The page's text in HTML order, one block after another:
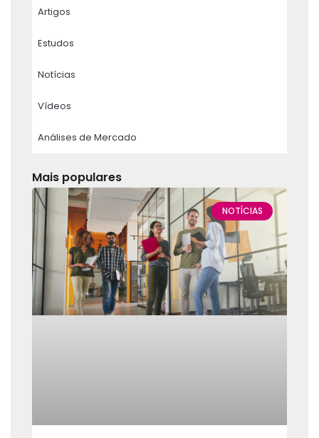
Artigos
Estudos
Notícias
Vídeos
Análises de Mercado
Mais populares
NOTÍCIAS